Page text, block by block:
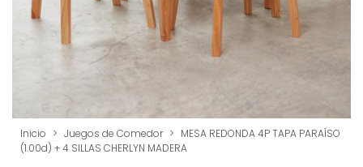
Inicio > Juegos de Comedor > MESA REDONDA 4P TAPA PARAÍSO
(1.00d) + 4 SILLAS CHERLYN MADERA